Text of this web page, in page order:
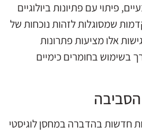
פיתוי עם פתיונות ביולוגיים
שמסוגלות לזהות נוכחות של
אלו מציעות פתרונות
בשימוש בחומרים כימיים
חדשות בהדברה במחסן לוגיסטי